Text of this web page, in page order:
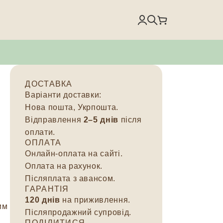
ДОСТАВКА
Варіанти доставки:
Нова пошта, Укрпошта.
Відправлення 2–5 днів після
оплати.
ОПЛАТА
Онлайн-оплата на сайті.
Оплата на рахунок.
Післяплата з авансом.
ГАРАНТІЯ
120 днів на приживлення.
Післяпродажний супровід.